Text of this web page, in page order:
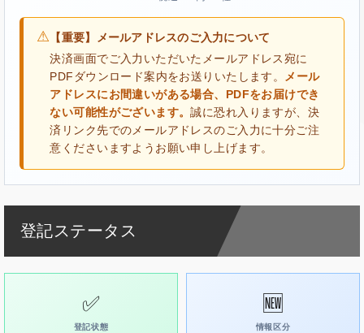
⚠ 【重要】メールアドレスのご入力について
決済画面でご入力いただいたメールアドレス宛に
PDFダウンロード案内をお送りいたします。
メール
アドレスにお間違いがある場合、PDFをお届けでき
ない可能性がございます。誠に恐れ入りますが、決
済リンク先でのメールアドレスのご入力に十分ご注
意くださいますようお願い申し上げます。
登記ステータス
✅
登記状態
🆕
情報区分